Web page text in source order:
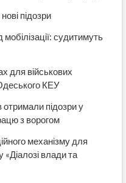
підозри
судитимуть
для військових
КЕУ
підозри у
з ворогом
механізму для
«Діалозі влади та